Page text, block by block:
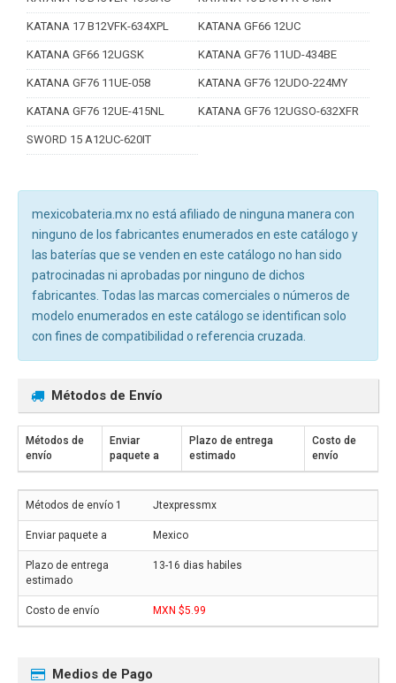
KATANA 17 B12VFK-634XPL KATANA GF66 12UC
KATANA GF66 12UGSK KATANA GF76 11UD-434BE
KATANA GF76 11UE-058 KATANA GF76 12UDO-224MY
KATANA GF76 12UE-415NL KATANA GF76 12UGSO-632XFR
SWORD 15 A12UC-620IT
mexicobateria.mx no está afiliado de ninguna manera con
ninguno de los fabricantes enumerados en este catálogo y
las baterías que se venden en este catálogo no han sido
patrocinadas ni aprobadas por ninguno de dichos
fabricantes. Todas las marcas comerciales o números de
modelo enumerados en este catálogo se identifican solo
con fines de compatibilidad o referencia cruzada.
Métodos de Envío
Métodos de
envío
Enviar
paquete a
Plazo de entrega
estimado
Costo de
envío
Jtexpressmx
Mexico
13-16 dias habiles
MXN $5.99
Medios de Pago